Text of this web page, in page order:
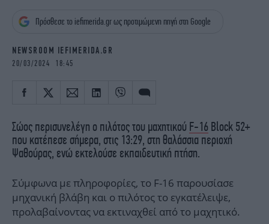
OSCARS
THE OCEAN
Πρόσθεσε το iefimerida.gr ως προτιμώμενη πηγή στη Google
NEWSROOM IEFIMERIDA.GR
20/03/2024 18:45
Σώος περισυνελέγη ο πιλότος του μαχητικού F-16 Block 52+
που κατέπεσε σήμερα, στις 13:29, στη θαλάσσια περιοχή
Ψαθούρας, ενώ εκτελούσε εκπαιδευτική πτήση.
Σύμφωνα με πληροφορίες, το F-16 παρουσίασε
μηχανική βλάβη και ο πιλότος το εγκατέλειψε,
προλαβαίνοντας να εκτιναχθεί από το μαχητικό.